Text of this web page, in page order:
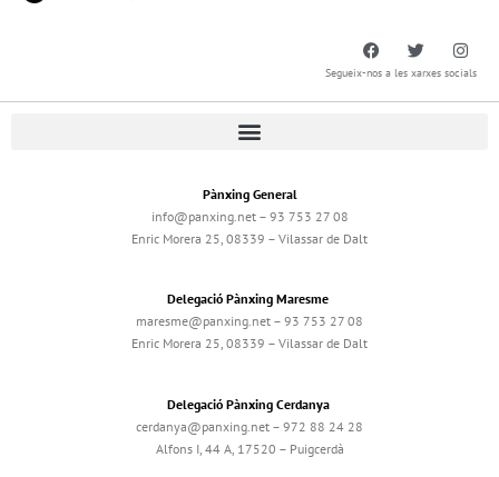
Segueix-nos a les xarxes socials
Pànxing General
info@panxing.net – 93 753 27 08
Enric Morera 25, 08339 – Vilassar de Dalt
Delegació Pànxing Maresme
maresme@panxing.net – 93 753 27 08
Enric Morera 25, 08339 – Vilassar de Dalt
Delegació Pànxing Cerdanya
cerdanya@panxing.net – 972 88 24 28
Alfons I, 44 A, 17520 – Puigcerdà